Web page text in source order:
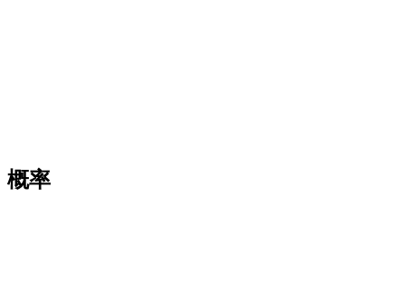
概率